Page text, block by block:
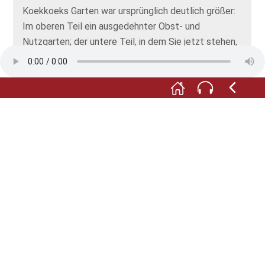
Koekkoeks Garten war ursprünglich deutlich größer:
Im oberen Teil ein ausgedehnter Obst- und
Nutzgarten; der untere Teil, in dem Sie jetzt stehen,
diente der Ruhe und Erholung. Nach mehrfacher
zusammengeschrumpft, so dass der Atelierturm, der